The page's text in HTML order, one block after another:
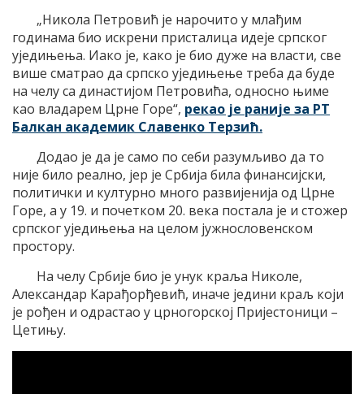
„Никола Петровић је нарочито у млађим
годинама био искрени присталица идеје српског
уједињења. Иако је, како је био дуже на власти, све
више сматрао да српско уједињење треба да буде
на челу са династијом Петровића, односно њиме
као владарем Црне Горе“, рекао је раније за РТ
Балкан академик Славенко Терзић.
Додао је да је само по себи разумљиво да то
није било реално, јер је Србија била финансијски,
политички и културно много развијенија од Црне
Горе, а у 19. и почетком 20. века постала је и стожер
српског уједињења на целом јужнословенском
простору.
На челу Србије био је унук краља Николе,
Александар Карађорђевић, иначе једини краљ који
је рођен и одрастао у црногорској Пријестоници –
Цетињу.